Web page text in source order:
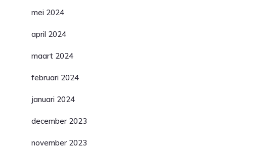
mei 2024
april 2024
maart 2024
februari 2024
januari 2024
december 2023
november 2023